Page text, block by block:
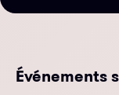
Événements